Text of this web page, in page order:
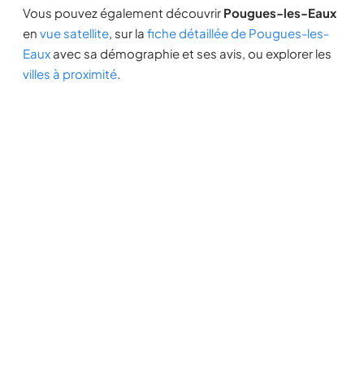
Vous pouvez également découvrir Pougues-les-Eaux
en vue satellite, sur la fiche détaillée de Pougues-les-
Eaux avec sa démographie et ses avis, ou explorer les
villes à proximité.